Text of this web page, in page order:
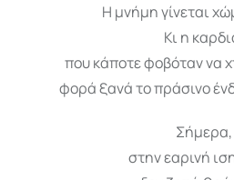
Η μνήμη γίνεται
Κι η
που κάποτε φοβόταν να
φορά ξανά το πράσινο
Σήμερα,
στην εαρινή